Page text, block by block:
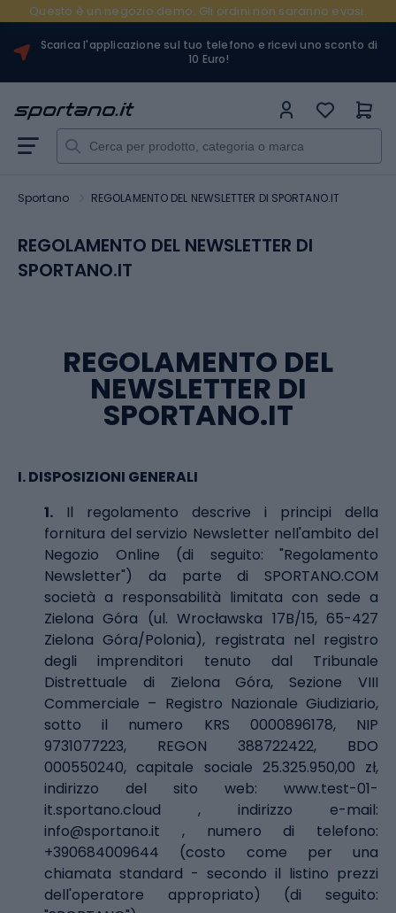
Questo è un negozio demo. Gli ordini non saranno evasi.
Scarica l'applicazione sul tuo telefono e ricevi uno sconto di
10 Euro!
Sportano REGOLAMENTO DEL NEWSLETTER DI SPORTANO.IT
REGOLAMENTO DEL NEWSLETTER DI
SPORTANO.IT
REGOLAMENTO DEL
NEWSLETTER DI
SPORTANO.IT
I.DISPOSIZIONI GENERALI
1. Il regolamento descrive i principi della
fornitura del servizio Newsletter nell'ambito del
Negozio Online (di seguito: "Regolamento
Newsletter") da parte di SPORTANO.COM
società a responsabilità limitata con sede a
Zielona Góra (ul. Wrocławska 17B/15, 65-427
Zielona Góra/Polonia), registrata nel registro
degli imprenditori tenuto dal Tribunale
Distrettuale di Zielona Góra, Sezione VIII
Commerciale – Registro Nazionale Giudiziario,
sotto il numero KRS 0000896178, NIP
9731077223, REGON 388722422, BDO
000550240, capitale sociale 25.325.950,00 zł,
indirizzo del sito web: www.test-01-
it.sportano.cloud , indirizzo e-mail:
info@sportano.it , numero di telefono:
+390684009644 (costo come per una
chiamata standard - secondo il listino prezzi
dell'operatore appropriato) (di seguito: